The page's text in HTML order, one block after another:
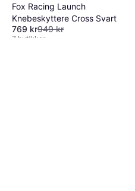
Fox Racing Launch
Knebeskyttere Cross Svart
769 kr949 kr
7 butikker